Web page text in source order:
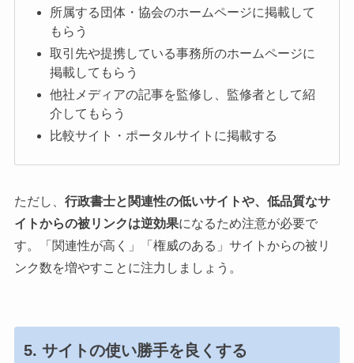
所属する団体・協会のホームページに掲載して
もらう
取引先や提携している事務所のホームページに
掲載してもらう
他社メディアの記事を監修し、監修者として紹
介してもらう
比較サイト・ポータルサイトに掲載する
ただし、 行政書士と関連性の低いサイトや、低品質なサ
イトからの被リンクは逆効果になるため注意が必要で
す。「関連性が高く」「権威のある」サイトからの被リ
ンク数を増やすことに注力しましょう。
5. サイトの使い勝手を良くする